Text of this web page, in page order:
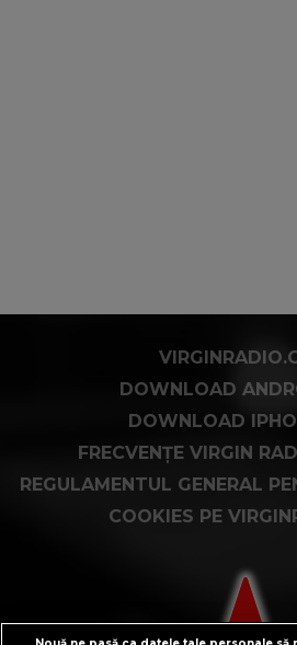
DOWNLOAD
DOWNLOAD
FRECVENȚE VIRGIN
REGULAMENTUL GENERAL
COOKIES PE